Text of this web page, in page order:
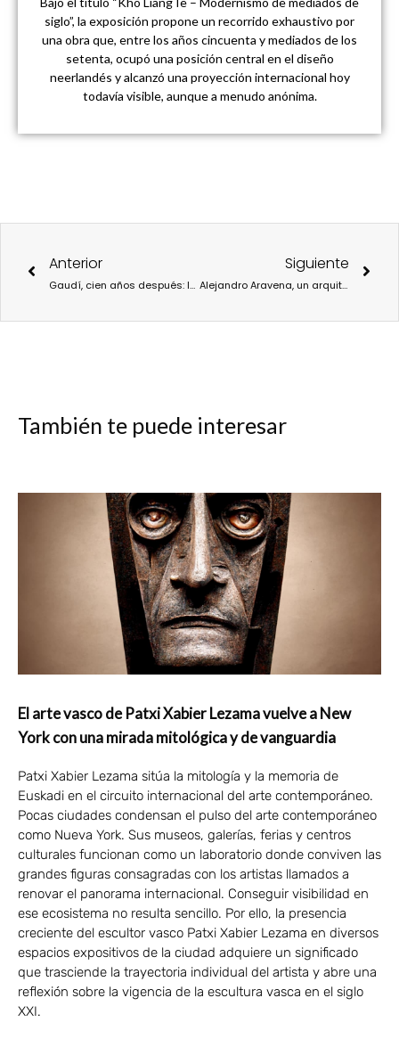
siglo”, la exposición propone un recorrido exhaustivo por
una obra que, entre los años cincuenta y mediados de los
setenta, ocupó una posición central en el diseño
neerlandés y alcanzó una proyección internacional hoy
todavía visible, aunque a menudo anónima.
Anterior
Gaudí, cien años después: la arquitectura que se negó a obedecer el paso del tiempo
Siguiente
Alejandro Aravena, un arquitecto comprometido con la sociedad
También te puede interesar
El arte vasco de Patxi Xabier Lezama vuelve a New
York con una mirada mitológica y de vanguardia
Patxi Xabier Lezama sitúa la mitología y la memoria de
Euskadi en el circuito internacional del arte contemporáneo.
Pocas ciudades condensan el pulso del arte contemporáneo
como Nueva York. Sus museos, galerías, ferias y centros
culturales funcionan como un laboratorio donde conviven las
grandes figuras consagradas con los artistas llamados a
renovar el panorama internacional. Conseguir visibilidad en
ese ecosistema no resulta sencillo. Por ello, la presencia
creciente del escultor vasco Patxi Xabier Lezama en diversos
espacios expositivos de la ciudad adquiere un significado
que trasciende la trayectoria individual del artista y abre una
reflexión sobre la vigencia de la escultura vasca en el siglo
XXI.